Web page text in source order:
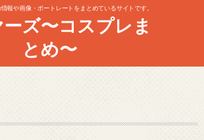
報や画像・ポートレートをまとめているサイトです。
ズ〜コスプレま
とめ〜